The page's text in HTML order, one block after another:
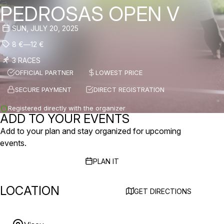
PEDROSAS OPEN V
SUN, JULY 20, 2025
8 €—12 €
3 RACES
OFFICIAL PARTNER LOWEST PRICE
SECURE PAYMENT DIRECT REGISTRATION
Registered directly with the organizer
ADD TO YOUR EVENTS
Add to your plan and stay organized for upcoming
events.
PLAN IT
LOCATION GET DIRECTIONS